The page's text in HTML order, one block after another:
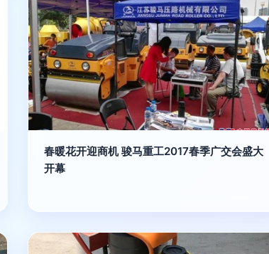
春暖花开迎商机 骏马重工2017春季广交会盛大
开幕